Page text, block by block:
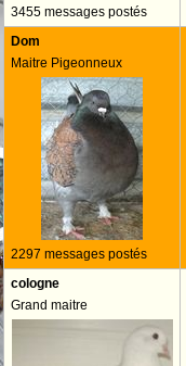
3455 messages postés
Dom
Maitre Pigeonneux
2297 messages postés
cologne
Grand maitre